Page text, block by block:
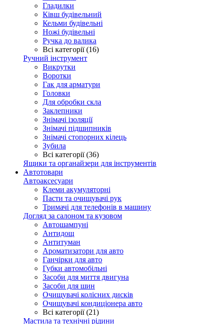
Гладилки
Ківш будівельний
Кельми будівельні
Ножі будівельні
Ручка до валика
Всі категорії (16)
Ручний інструмент
Викрутки
Воротки
Гак для арматури
Головки
Для обробки скла
Заклепники
Знімачі ізоляції
Знімачі підшипників
Знімачі стопорних кілець
Зубила
Всі категорії (36)
Ящики та органайзери для інструментів
Автотовари
Автоаксесуари
Клеми акумуляторні
Пасти та очищувачі рук
Тримачі для телефонів в машину
Догляд за салоном та кузовом
Автошампуні
Антидощ
Антитуман
Ароматизатори для авто
Ганчірки для авто
Губки автомобільні
Засоби для миття двигуна
Засоби для шин
Очищувачі колісних дисків
Очищувачі кондиціонера авто
Всі категорії (21)
Мастила та технічні рідини